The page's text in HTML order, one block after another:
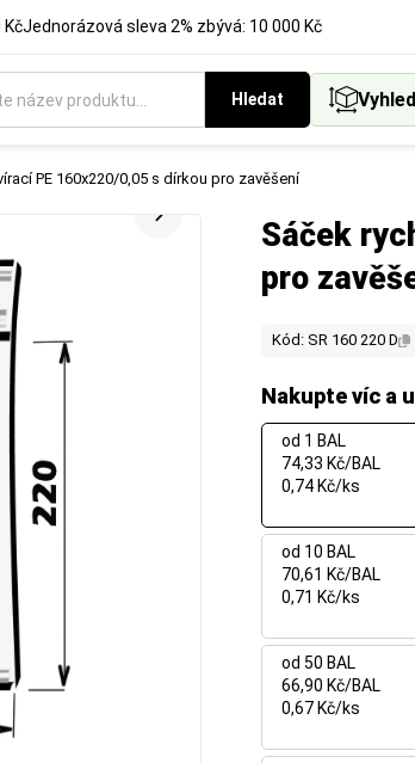
KčJednorázová sleva 2% zbývá: 10 000 Kč
Hledat
PE 160x220/0,05 s dírkou pro zavěšení
Sáček
pro
Kód: SR 160 220 D
Nakupte víc a
od 1 BAL
74,33 Kč/BAL
0,74 Kč/ks
od 10 BAL
70,61 Kč/BAL
0,71 Kč/ks
od 50 BAL
66,90 Kč/BAL
0,67 Kč/ks